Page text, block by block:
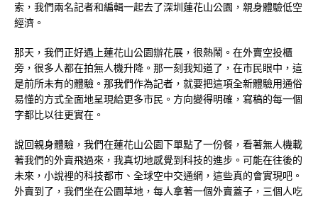
索，我們兩名記者和編輯一起去了深圳蓮花山公園，親身體驗低空
經濟。
那天，我們正好遇上蓮花山公園辦花展，很熱鬧。在外賣空投櫃
旁，很多人都在拍無人機升降。那一刻我知道了，在市民眼中，這
是前所未有的體驗。那我們作為記者，就要把這項全新體驗用通俗
易懂的方式全面地呈現給更多市民。方向變得明確，寫稿的每一個
字都比以往更實在。
說回親身體驗，我們在蓮花山公園下單點了一份餐，看著無人機載
著我們的外賣飛過來，我真切地感覺到科技的進步。可能在往後的
未來，小說裡的科技都市、全球空中交通網，這些真的會實現吧。
外賣到了，我們坐在公園草地，每人拿著一個外賣蓋子，三個人吃